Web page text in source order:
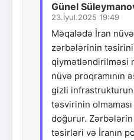
Günel
23.İyul.2025 19:49
Məqalədə İran
zərbələrinin
qiymətləndirilməsi
nüvə proqramının
gizli
təsvirinin
doğurur.
təsirləri və İranın